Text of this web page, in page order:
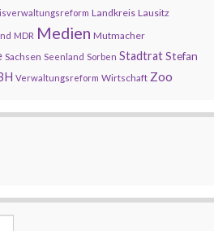
Landkreis Lausitz
MDR Medien Mutmacher
Sachsen Seenland Sorben StadtratStefan
Verwaltungsreform Wirtschaft Zoo